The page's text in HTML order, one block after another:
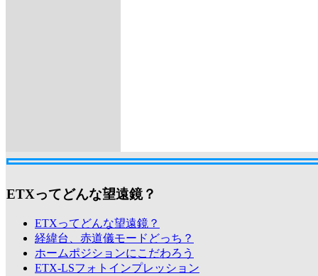
ETXってどんな望遠鏡？
ETXってどんな望遠鏡？
経緯台、赤道儀モードどっち？
ホームポジションにこだわろう
ETX-LSフォトインプレッション